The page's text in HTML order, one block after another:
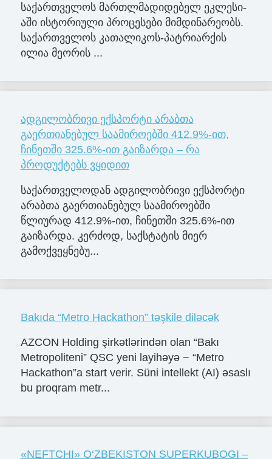
სა­ქარ­თვე­ლოს მარ­თლმა­დი­დე­ბელ ეკ­ლე­სი­
ა­ში ის­ტო­რი­უ­ლი პრო­ცე­სე­ბი მიმ­დი­ნა­რე­ობს.
სა­ქარ­თვე­ლოს კა­თა­ლი­კოს-პატ­რი­არ­ქის
ილია მე­ო­რის ...
ადგილობრივი ექსპორტი არაბთა
გაერთიანებულ საამიროებში 412.9%-ით,
ჩინეთში 325.6%-ით გაიზარდა – რა
პროდუქტებს ვყიდით
საქართველოდან ადგილობრივი ექსპორტი
არაბთა გაერთიანებულ საამიროებში
წლიურად 412.9%-ით, ჩინეთში 325.6%-ით
გაიზარდა. კერძოდ, საქსტატის მიერ
გამოქვეყნებუ...
Bakıda “Metro Hackathon” təşkile diləcək
AZCON Holding şirkətlərindən olan “Bakı
Metropoliteni” QSC yeni layihəyə − “Metro
Hackathon”a start verir. Süni intellekt (AI) əsaslı
bu proqram metr...
«NЕFTCHI» O‘ZBЕKISTON SUPЕRKUBOGI –